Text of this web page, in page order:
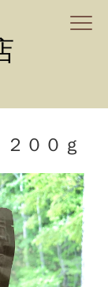
００ｇ